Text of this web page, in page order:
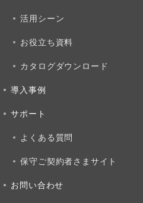
活用シーン
お役立ち資料
カタログダウンロード
導入事例
サポート
よくある質問
保守ご契約者さまサイト
お問い合わせ